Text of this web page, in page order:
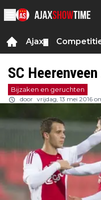
Ajax
SC
Bijzaken en geruchten
door vrijdag, 13 mei 2016